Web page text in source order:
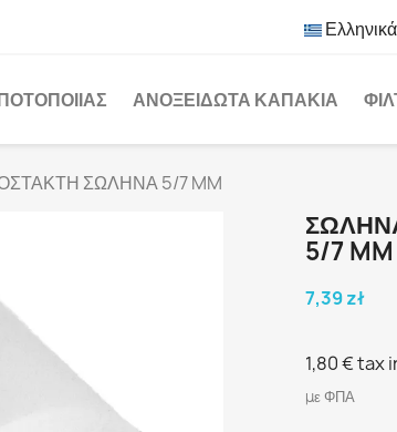
Ελληνικά
ΑΝΟΞΕΊΔΩΤΑ ΚΑΠΆΚΙΑ
ΣΩΛΗΝΑ 5/7 MM
5/7 MM
7,39 zł
1,80 €tax
με ΦΠΑ